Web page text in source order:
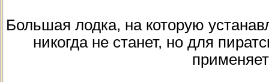
Большая лодка, на которую
никогда не станет, но для